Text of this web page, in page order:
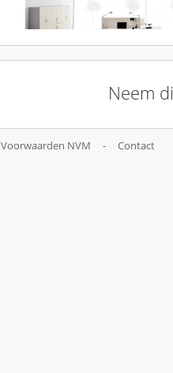
Neem
Voorwaarden NVM - Contact